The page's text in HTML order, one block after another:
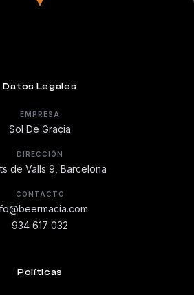
Datos Legales
EMPRESA
Sol De Gracia
DIRECCIÓN
de Valls 9, Barcelona
CONTACTO
934 617 032
Políticas